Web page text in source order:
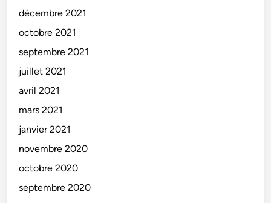
décembre 2021
octobre 2021
septembre 2021
juillet 2021
avril 2021
mars 2021
janvier 2021
novembre 2020
octobre 2020
septembre 2020